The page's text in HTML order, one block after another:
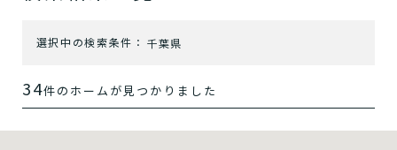
選択中の検索条件： 千葉県
34件のホームが見つかりました